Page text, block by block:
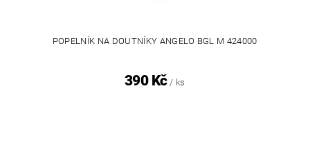
POPELNÍK NA DOUTNÍKY ANGELO BGL M 424000
390 Kč / ks